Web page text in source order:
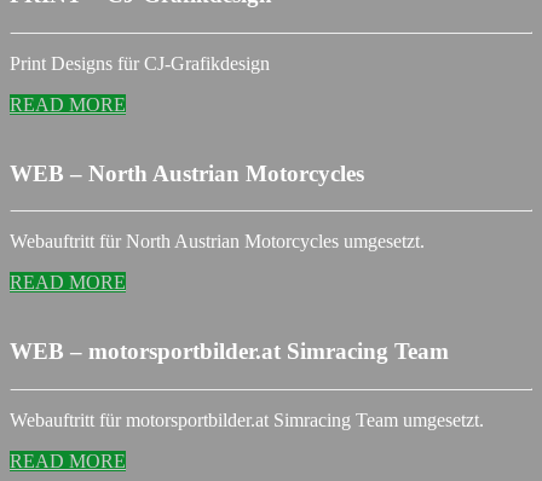
Print Designs für CJ-Grafikdesign
READ MORE
WEB – North Austrian Motorcycles
Webauftritt für North Austrian Motorcycles umgesetzt.
READ MORE
WEB – motorsportbilder.at Simracing Team
Webauftritt für motorsportbilder.at Simracing Team umgesetzt.
READ MORE